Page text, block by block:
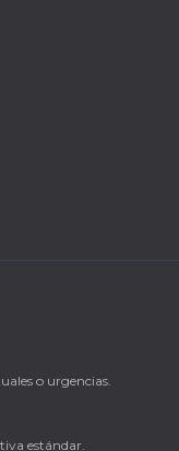
o urgencias.
estándar.